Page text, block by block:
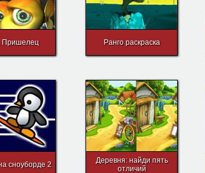
Пришелец Ранго раскраска